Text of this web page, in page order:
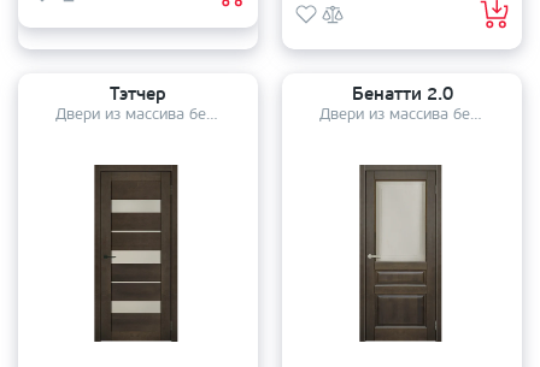
Тэтчер
Двери из массива березы
Бенатти 2.0
Двери из массива березы